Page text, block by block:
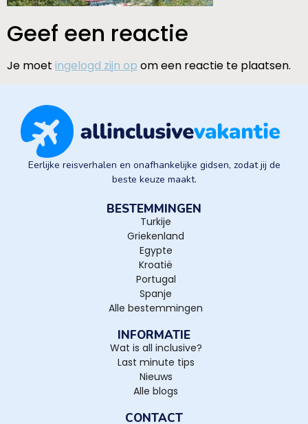
Geef een reactie
Je moet ingelogd zijn op om een reactie te plaatsen.
Eerlijke reisverhalen en onafhankelijke gidsen, zodat jij de
beste keuze maakt.
BESTEMMINGEN
Turkije
Griekenland
Egypte
Kroatië
Portugal
Spanje
Alle bestemmingen
INFORMATIE
Wat is all inclusive?
Last minute tips
Nieuws
Alle blogs
CONTACT